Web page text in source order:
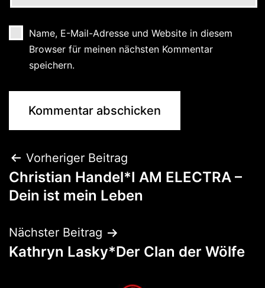
Name, E-Mail-Adresse und Website in diesem
Browser für meinen nächsten Kommentar
speichern.
Vorheriger Beitrag
Christian Handel*I AM ELECTRA –
Dein ist mein Leben
Nächster Beitrag
Kathryn Lasky*Der Clan der Wölfe